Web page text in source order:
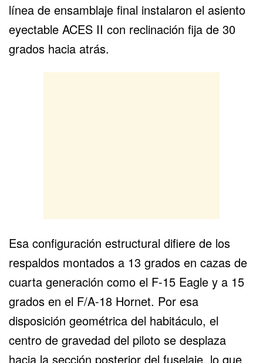
línea de ensamblaje final instalaron el asiento
eyectable ACES II con reclinación fija de 30
grados hacia atrás.
Esa configuración estructural difiere de los
respaldos montados a 13 grados en cazas de
cuarta generación como el F-15 Eagle y a 15
grados en el F/A-18 Hornet. Por esa
disposición geométrica del habitáculo, el
centro de gravedad del piloto se desplaza
hacia la sección posterior del fuselaje, lo que